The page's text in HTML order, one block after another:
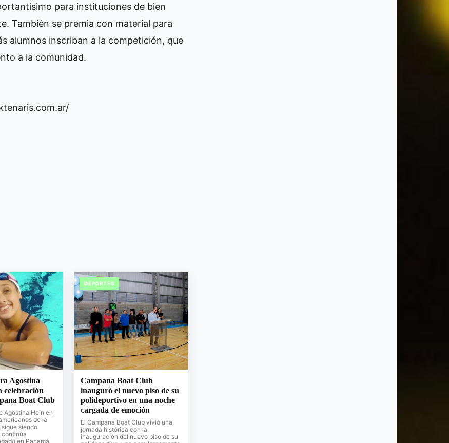
para instituciones de bien
También se premia con material para
alumnos inscriban a la competición, que
a la comunidad.
Agostina
celebración
Boat Club
Agostina Hein en
de la
siendo
continúa
en Panamá.
DEPORTES
Campana Boat Club
inauguró el nuevo piso de su
polideportivo en una noche
cargada de emoción
El Campana Boat Club vivió una
jornada histórica con la
inauguración del nuevo piso de su